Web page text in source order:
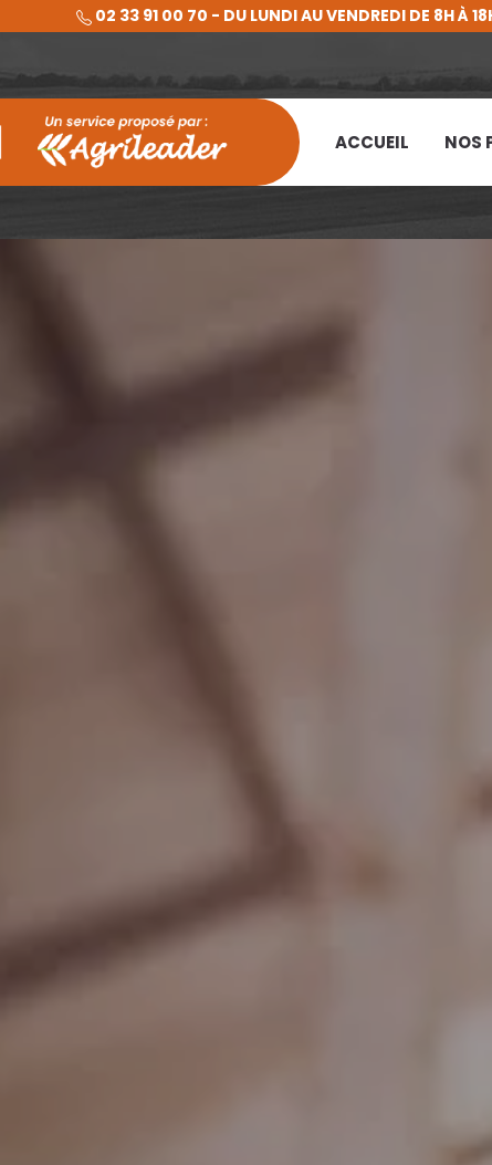
02 33 91 00 70 - DU LUNDI AU VENDREDI DE 8H À
ACCUEIL NOS